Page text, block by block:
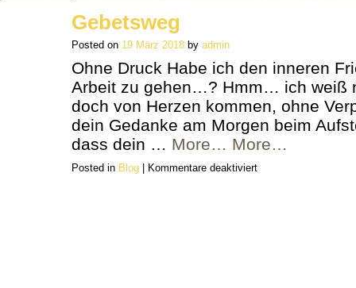
Gebetsweg
Posted on 19 März 2018 by admin
Ohne Druck Habe ich den inneren
Arbeit zu gehen…? Hmm… ich weiß
doch von Herzen kommen, ohne
dein Gedanke am Morgen beim
dass dein … More… More…
Posted in Blog Kommentare deaktiviertfür
Gebetsweg